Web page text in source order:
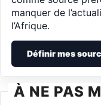
manquer de
l’Afrique.
Définir mes
À NE PAS